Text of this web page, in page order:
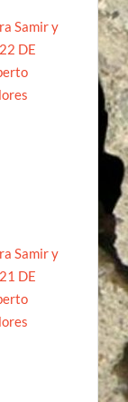
Samir y
DE
Samir y
DE